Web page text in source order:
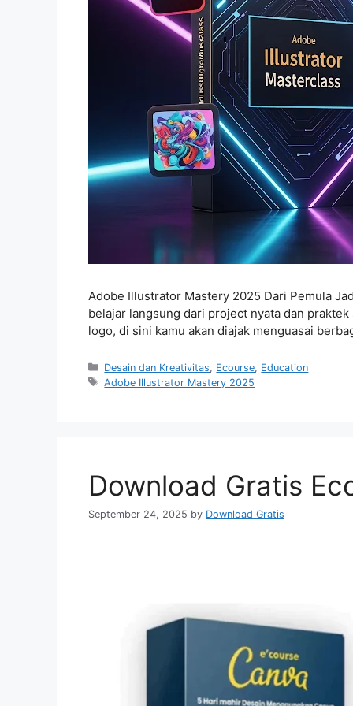
Adobe Illustrator Mastery 2025 Dari Pemula
belajar langsung dari project nyata dan
logo, di sini kamu akan diajak menguasai
Categories
Desain dan Kreativitas, Ecourse, Education
Tags
Adobe Illustrator Mastery 2025
Download Gratis
September 24, 2025 by Download Gratis